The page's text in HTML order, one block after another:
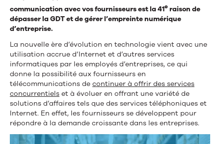
vos
fournisseurs
pour
mieux
gérer
votre
temps
et
communication avec vos fournisseurs est la 41eraison de
dépasser la GDT et de gérer l’empreinte numérique
d’entreprise.
La nouvelle ère d’évolution en technologie vient avec une
utilisation accrue d’Internet et d’autres services
informatiques par les employés d’entreprises, ce qui
donne la possibilité aux fournisseurs en
télécommunications de continuer à offrir des services
concurrentiels et à évoluer en offrant une variété de
solutions d’affaires tels que des services téléphoniques et
Internet. En effet, les fournisseurs se développent pour
répondre à la demande croissante dans les entreprises.